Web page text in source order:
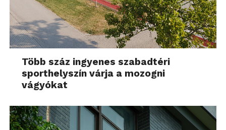
Több száz ingyenes szabadtéri
sporthelyszín várja a mozogni
vágyókat